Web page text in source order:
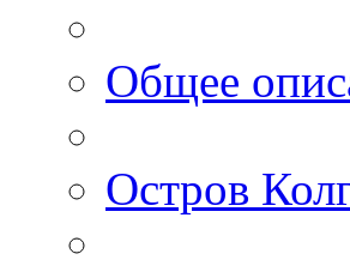
Общее
Остров